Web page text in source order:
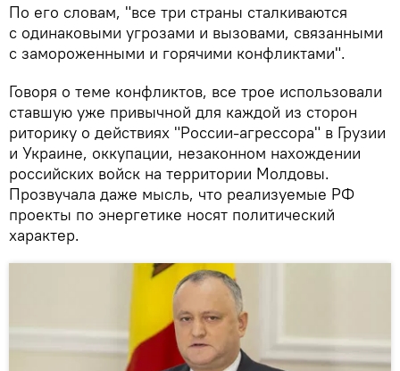
По его словам, "все три страны сталкиваются
с одинаковыми угрозами и вызовами, связанными
с замороженными и горячими конфликтами".
Говоря о теме конфликтов, все трое использовали
ставшую уже привычной для каждой из сторон
риторику о действиях "России-агрессора" в Грузии
и Украине, оккупации, незаконном нахождении
российских войск на территории Молдовы.
Прозвучала даже мысль, что реализуемые РФ
проекты по энергетике носят политический
характер.